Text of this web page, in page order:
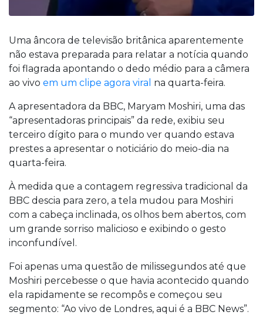
Uma âncora de televisão britânica aparentemente
não estava preparada para relatar a notícia quando
foi flagrada apontando o dedo médio para a câmera
ao vivo em um clipe agora viral na quarta-feira.
A apresentadora da BBC, Maryam Moshiri, uma das
“apresentadoras principais” da rede, exibiu seu
terceiro dígito para o mundo ver quando estava
prestes a apresentar o noticiário do meio-dia na
quarta-feira.
À medida que a contagem regressiva tradicional da
BBC descia para zero, a tela mudou para Moshiri
com a cabeça inclinada, os olhos bem abertos, com
um grande sorriso malicioso e exibindo o gesto
inconfundível.
Foi apenas uma questão de milissegundos até que
Moshiri percebesse o que havia acontecido quando
ela rapidamente se recompôs e começou seu
segmento: “Ao vivo de Londres, aqui é a BBC News”.